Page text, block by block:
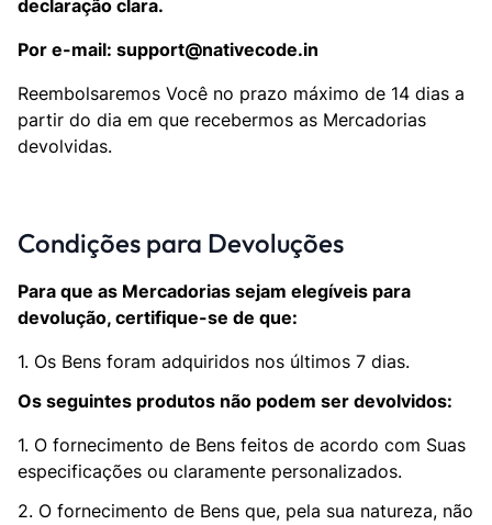
declaração clara.
Por e-mail: support@nativecode.in
Reembolsaremos Você no prazo máximo de 14 dias a
partir do dia em que recebermos as Mercadorias
devolvidas.
Condições para Devoluções
Para que as Mercadorias sejam elegíveis para
devolução, certifique-se de que:
1. Os Bens foram adquiridos nos últimos 7 dias.
Os seguintes produtos não podem ser devolvidos:
1. O fornecimento de Bens feitos de acordo com Suas
especificações ou claramente personalizados.
2. O fornecimento de Bens que, pela sua natureza, não